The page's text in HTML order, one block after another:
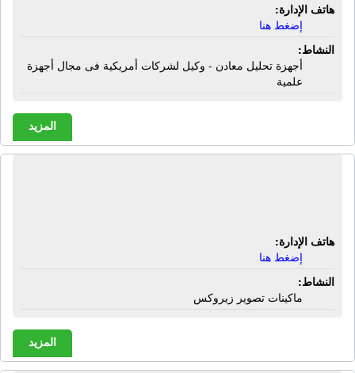
هاتف الإدارة:
إضغط هنا
النشاط:
أجهزة تحليل معادن - وكيل لشركات أمريكية فى مجال أجهزة
علمية
المزيد
هاتف الإدارة:
إضغط هنا
النشاط:
ماكينات تصوير زيروكس
المزيد